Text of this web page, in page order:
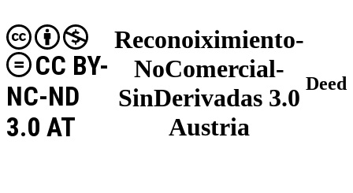
Reconoiximiento-
NoComercial-
SinDerivadas 3.0
Austria
CC BY-
NC-ND
3.0 AT
Deed